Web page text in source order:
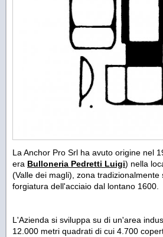
La Anchor Pro Srl ha avuto origine nel
era Bulloneria Pedretti Luigi) nella
(Valle dei magli), zona tradizionalmente
forgiatura dell'acciaio dal lontano 1600.
L'Azienda si sviluppa su di un'area
12.000 metri quadrati di cui 4.700